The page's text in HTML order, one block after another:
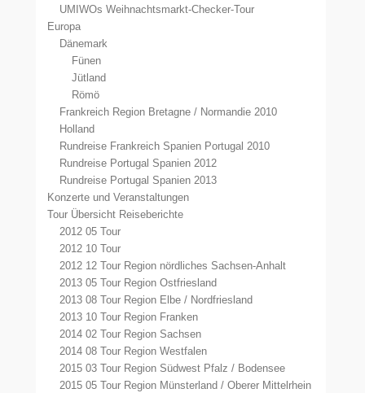
UMIWOs Weihnachtsmarkt-Checker-Tour
Europa
Dänemark
Fünen
Jütland
Römö
Frankreich Region Bretagne / Normandie 2010
Holland
Rundreise Frankreich Spanien Portugal 2010
Rundreise Portugal Spanien 2012
Rundreise Portugal Spanien 2013
Konzerte und Veranstaltungen
Tour Übersicht Reiseberichte
2012 05 Tour
2012 10 Tour
2012 12 Tour Region nördliches Sachsen-Anhalt
2013 05 Tour Region Ostfriesland
2013 08 Tour Region Elbe / Nordfriesland
2013 10 Tour Region Franken
2014 02 Tour Region Sachsen
2014 08 Tour Region Westfalen
2015 03 Tour Region Südwest Pfalz / Bodensee
2015 05 Tour Region Münsterland / Oberer Mittelrhein